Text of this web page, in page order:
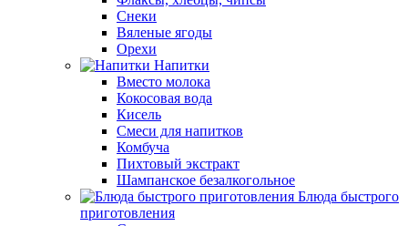
Снеки
Вяленые ягоды
Орехи
Напитки
Вместо молока
Кокосовая вода
Кисель
Смеси для напитков
Комбуча
Пихтовый экстракт
Шампанское безалкогольное
Блюда быстрого
приготовления